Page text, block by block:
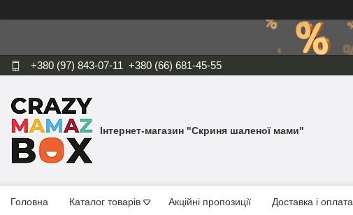
+380 (97) 843-07-11 +380 (66) 681-45-55
Інтернет-магазин "Скриня шаленої мами"
Головна Каталог товарів Акційні пропозиції Доставка і оплата